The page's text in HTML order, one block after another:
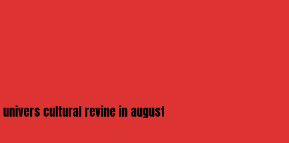
univers cultural revine in august